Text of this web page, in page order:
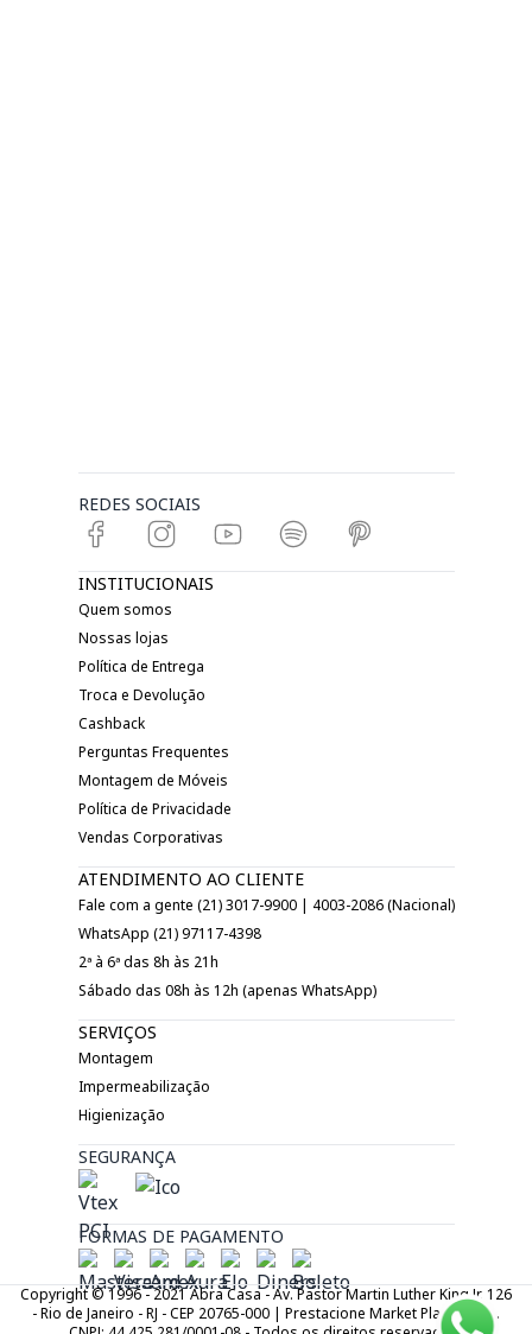
REDES SOCIAIS
INSTITUCIONAIS
Quem somos
Nossas lojas
Política de Entrega
Troca e Devolução
Cashback
Perguntas Frequentes
Montagem de Móveis
Política de Privacidade
Vendas Corporativas
ATENDIMENTO AO CLIENTE
Fale com a gente (21) 3017-9900 | 4003-2086 (Nacional)
WhatsApp (21) 97117-4398
2ª à 6ª das 8h às 21h
Sábado das 08h às 12h (apenas WhatsApp)
SERVIÇOS
Montagem
Impermeabilização
Higienização
SEGURANÇA
FORMAS DE PAGAMENTO
Copyright © 1996 - 2021 Abra Casa - Av. Pastor Martin Luther King Jr. 126
- Rio de Janeiro - RJ - CEP 20765-000 | Prestacione Market Place LTDA.